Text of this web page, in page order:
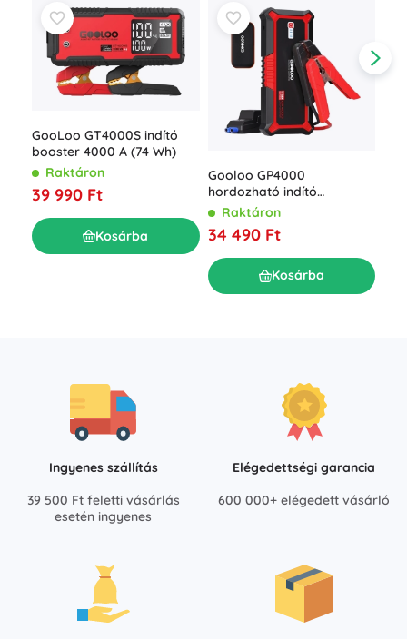
GooLoo GT4000S indító
booster 4000 A (74 Wh)
Raktáron
39 990 Ft
Kosárba
Gooloo GP4000
hordozható indító
akkumulátor 74 Wh
Raktáron
34 490 Ft
Kosárba
Ingyenes szállítás
39 500 Ft feletti vásárlás
esetén ingyenes
Elégedettségi garancia
600 000+ elégedett vásárló